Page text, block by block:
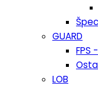
GUARD
FPS
LOB